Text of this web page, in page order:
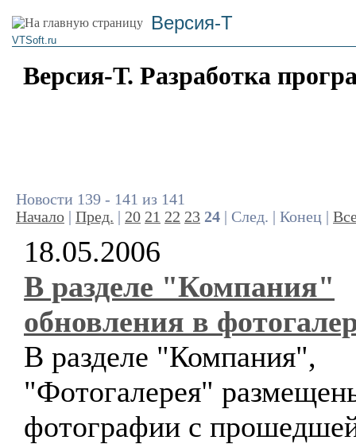
Версия-Т
VTSoft.ru
Версия-Т. Разработка
Новости 139 - 141 из 141
Начало
Пред. 20 21 22 23 24 | След. | Конец |
18.05.2006
В разделе "Компания"
обновления в
В разделе "Компания",
"Фотогалерея"
фотографии с